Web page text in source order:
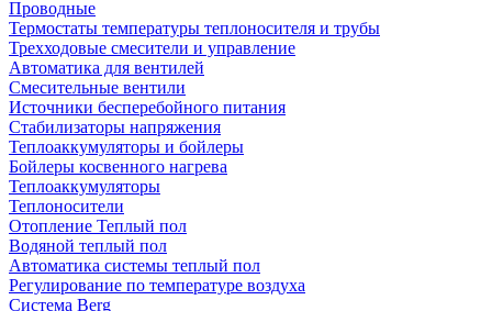
Проводные
Термостаты температуры теплоносителя и трубы
Трехходовые смесители и управление
Автоматика для вентилей
Смесительные вентили
Источники бесперебойного питания
Стабилизаторы напряжения
Теплоаккумуляторы и бойлеры
Бойлеры косвенного нагрева
Теплоаккумуляторы
Теплоносители
Отопление Теплый пол
Водяной теплый пол
Автоматика системы теплый пол
Регулирование по температуре воздуха
Система Berg